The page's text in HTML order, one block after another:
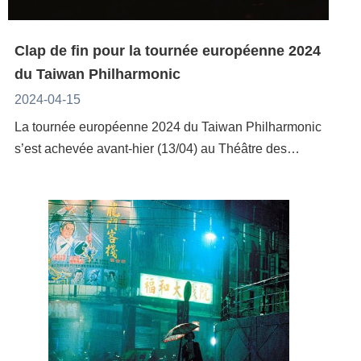
mais aussi un échange de cultures différentes. Le 20
novembre, Debby Wang and DAT Quartet fera
également un festin musical inoubliable.
reconnaissants envers Chaillot pour leur travail afin
de présenter le paysage artistique diversifié de
Taiwan au public français. Merci également au Centre
culturel de Taïwan pour son soutien »Le Théâtre
national de Chaillot a été fondé en 1937, au sein du
1948. Il est le seul théâtre parmi les six théâtres
nationaux de France à placer la danse au cœur de
son développement. Il est non seulement une
référence dans l'industrie de la danse française, mais
aussi une institution internationale de premier plan
pour les arts du spectacle. Dans le passé, des
compagnies taïwanaises s’étant produites sur la
thème de« L'adaptation sensorielle de la poésie :
documentaire, théâtre, musique … », le café littéraire
de L’Ours et la vieille grille donnera l’occasion aux
principal de cet événement, accueillera une série de
rencontres, intitulées« La chair des mots : la
sensibilité dans la poésie taïwanaise contemporaine
», rythmées par la projection d’un documentaire et
d’une représentation théâtrale filmée ainsi que par
une performance musicale, toutes trois inédites en
France. En faisant appel au concept de « salon
littéraire », nous souhaitons créer une expérience
Swallow, Les Petites Choses Production at the"Win
Together Glory Night," which is being held on the eve
of the Cultural Olympiad's conclusion.To echo the
Together Glory Night," the ministry said. The pavilion's
daily program has been so attractive that long queues
at 5 p.m. daily, according to the ministry.The Taipei
Puppet Theater put on a show on Monday integrating
Beiguan music and temple fair culture, the ministry
said. Puppeteer Wu Sheng-chieh (吳聲杰) from the
Taipei Puppet Theater said his group's performance
depicts a story where an "evil dragon" from the west
side of a strait wants to annex a beautiful island to the
east, while the islanders strive to resist. Also on
Clap de fin pour la tournée européenne 2024
du Taiwan Philharmonic
2024-04-15
La tournée européenne 2024 du Taiwan Philharmonic
s’est achevée avant-hier (13/04) au Théâtre des
une interprétation colorée et lumineuse.L'Orchestre
symphonique national de Taïwan (Taiwan
Philharmonic) a commencé sa tournée européenne le
3 avril avec sept étapes en Suisse, en Allemagne et
en France. La dernière représentation a eu lieu le 13
avril au Théâtre des Champs Elysées à Paris.
François Chih-Chung Wu, l'ambassadeur de Taïwan